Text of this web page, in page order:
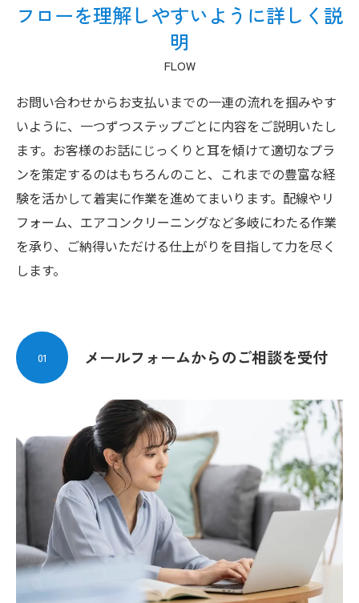
フローを理解しやすいように詳しく説
明
FLOW
お問い合わせからお支払いまでの一連の流れを掴みやす
いように、一つずつステップごとに内容をご説明いたし
ます。お客様のお話にじっくりと耳を傾けて適切なプラ
ンを策定するのはもちろんのこと、これまでの豊富な経
験を活かして着実に作業を進めてまいります。配線やリ
フォーム、エアコンクリーニングなど多岐にわたる作業
を承り、ご納得いただける仕上がりを目指して力を尽く
します。
メールフォームからのご相談を受付
01